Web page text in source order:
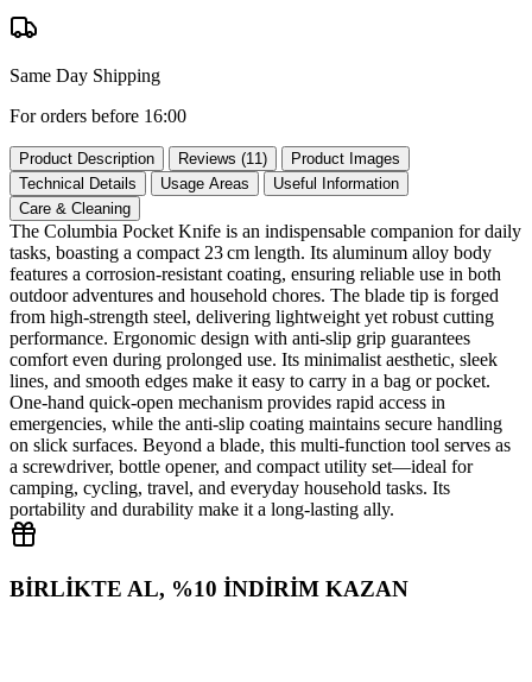
Same Day Shipping
For orders before 16:00
Product Description Reviews (11)
Product Images
Technical Details
Usage Areas
Useful Information
Care & Cleaning
The Columbia Pocket Knife is an indispensable companion for daily
tasks, boasting a compact 23 cm length. Its aluminum alloy body
features a corrosion‑resistant coating, ensuring reliable use in both
outdoor adventures and household chores. The blade tip is forged
from high‑strength steel, delivering lightweight yet robust cutting
performance. Ergonomic design with anti‑slip grip guarantees
comfort even during prolonged use. Its minimalist aesthetic, sleek
lines, and smooth edges make it easy to carry in a bag or pocket.
One‑hand quick‑open mechanism provides rapid access in
emergencies, while the anti‑slip coating maintains secure handling
on slick surfaces. Beyond a blade, this multi‑function tool serves as
a screwdriver, bottle opener, and compact utility set—ideal for
camping, cycling, travel, and everyday household tasks. Its
portability and durability make it a long‑lasting ally.
BİRLİKTE AL, %10 İNDİRİM KAZAN